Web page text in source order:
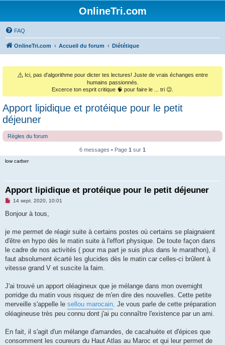
OnlineTri.com
FAQ
OnlineTri.com Accueil du forum Diététique
⚠️ Ici, pas d'algorithme pour dicter tes lectures! Juste de vrais échanges entre
humains passionnés.
Excerce ton esprit critique 🧠 pour faire le ... tri 😉.
Apport lipidique et protéique pour le petit
déjeuner
Règles du forum
6 messages • Page 1 sur 1
low carber
Apport lipidique et protéique pour le petit déjeuner
M
s
g
n
o
l
u
14 sept. 2020, 10:01
Bonjour à tous,
je me permet de réagir suite à certains postes où certains se plaignaient
d'être en hypo dès le matin suite à l'effort physique. De toute façon dans
le cadre de nos activités ( pour ma part je suis plus dans le marathon), il
faut absolument écarté les glucides dès le matin car celles-ci brûlent à
vitesse grand V et suscite la faim.
J'ai trouvé un apport oléagineux que je mélange dans mon overnight
porridge du matin vous risquez de m'en dire des nouvelles. Cette petite
merveille s'appelle le sellou marocain . Je vous parle de cette préparation
oléagineuse très peu connu dont j'ai pu connaître l'existence par un ami.
En fait, il s'agit d'un mélange d'amandes, de cacahuète et d'épices que
consomment les coureurs du Haut Atlas au Maroc et qui leur permet de